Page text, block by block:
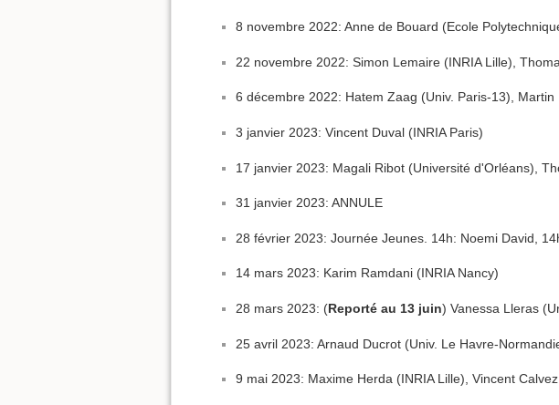
8 novembre 2022: Anne de Bouard (Ecole
22 novembre 2022: Simon Lemaire (INRIA Lille),
6 décembre 2022: Hatem Zaag (Univ. Paris-13), Martin
3 janvier 2023: Vincent Duval (INRIA Paris)
17 janvier 2023: Magali Ribot (Université d'Orléans),
31 janvier 2023: ANNULE
28 février 2023: Journée Jeunes. 14h: Noemi David,
14 mars 2023: Karim Ramdani (INRIA Nancy)
28 mars 2023: (Reporté au 13 juin) Vanessa Lleras
25 avril 2023: Arnaud Ducrot (Univ. Le Havre-
9 mai 2023: Maxime Herda (INRIA Lille), Vincent